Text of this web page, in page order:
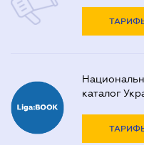
каталог